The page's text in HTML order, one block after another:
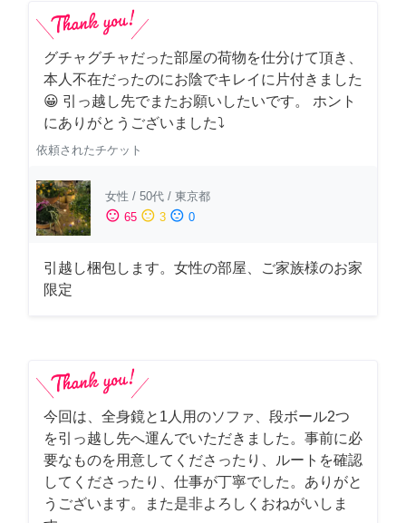
グチャグチャだった部屋の荷物を仕分けて頂き、
本人不在だったのにお陰でキレイに片付きました
😀 引っ越し先でまたお願いしたいです。 ホント
にありがとうございました⤵
依頼されたチケット
女性 / 50代 / 東京都
sentiment_satisfied 65 sentiment_neutral 3 sentiment_dissatisfied 0
引越し梱包します。女性の部屋、ご家族様のお家
限定
今回は、全身鏡と1人用のソファ、段ボール2つ
を引っ越し先へ運んでいただきました。事前に必
要なものを用意してくださったり、ルートを確認
してくださったり、仕事が丁寧でした。ありがと
うございます。また是非よろしくおねがいしま